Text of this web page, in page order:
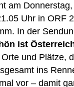
am
Uhr in ORF
In der
ist
und Plätze,
ins
vor – damit